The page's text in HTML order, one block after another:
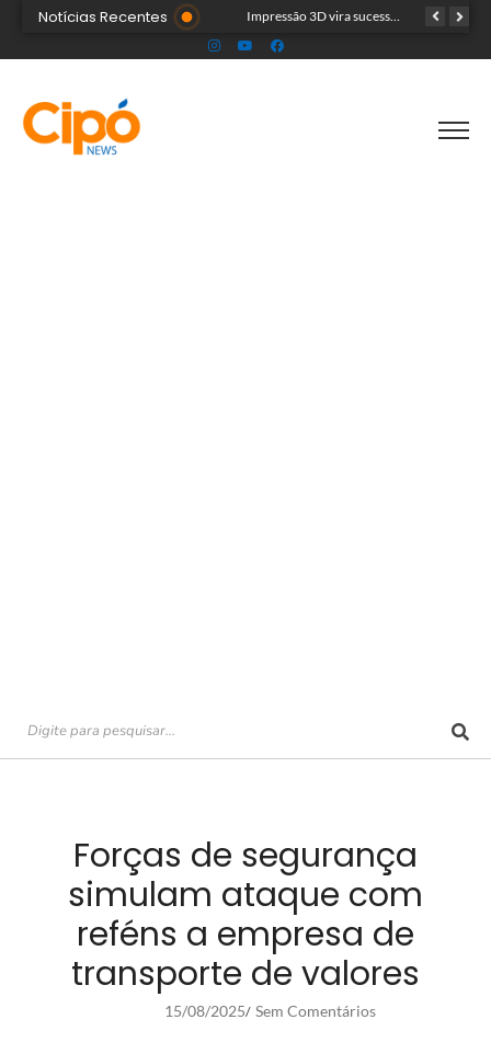
Notícias Recentes Cinco acreanos mortos em acidente trágico na BR-364 são velados juntos
Forças de segurança
simulam ataque com
reféns a empresa de
transporte de valores
15/08/2025/ Sem Comentários